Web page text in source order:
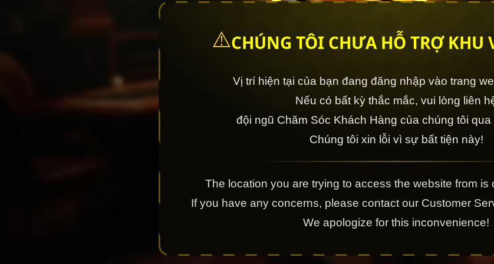
⚠️CHÚNG TÔI CHƯA HỖ TRỢ KHU
Vị trí hiện tại của bạn đang đăng nhập vào trang
Nếu có bất kỳ thắc mắc, vui lòng liên
đội ngũ Chăm Sóc Khách Hàng của chúng tôi qua
Chúng tôi xin lỗi vì sự bất tiện này!
The location you are trying to access the website from is
If you have any concerns, please contact our Customer
We apologize for this inconvenience!